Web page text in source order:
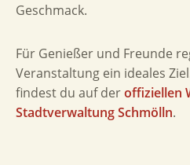
Geschmack.
Für Genießer und Freunde
Veranstaltung ein ideales
findest du auf deroffiziellen
Stadtverwaltung Schmölln.